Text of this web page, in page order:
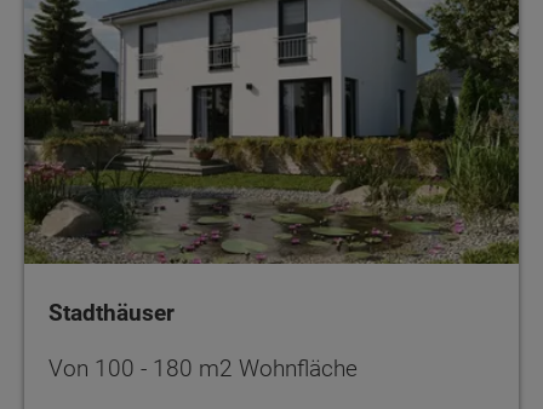
Stadthäuser
Von 100 - 180 m2 Wohnfläche